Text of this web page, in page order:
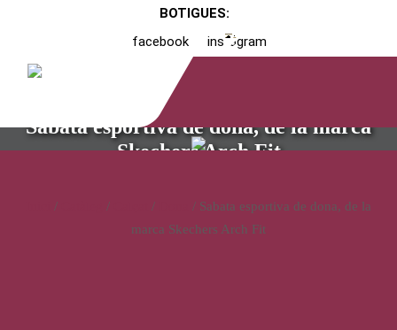
BOTIGUES:
facebook
instagram
Sabata esportiva de dona, de la marca
Skechers Arch Fit
/ / /
/ Sabata esportiva de dona, de la
marca Skechers Arch Fit